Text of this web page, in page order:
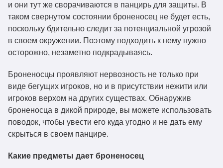
и они тут же сворачиваются в панцирь для защиты. В
таком свернутом состоянии броненосец не будет есть,
поскольку бдительно следит за потенциальной угрозой
в своем окружении. Поэтому подходить к нему нужно
осторожно, незаметно подкрадываясь.
Броненосцы проявляют нервозность не только при
виде бегущих игроков, но и в присутствии нежити или
игроков верхом на других существах. Обнаружив
броненосца в дикой природе, вы можете использовать
поводок, чтобы увести его куда угодно и не дать ему
скрыться в своем панцире.
Какие предметы дает броненосец